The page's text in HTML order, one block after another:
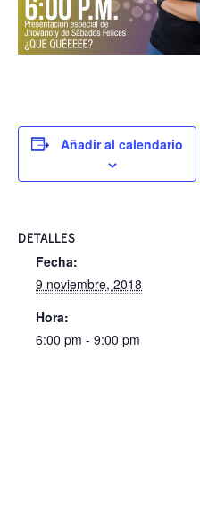
Añadir al calendario
DETALLES
Fecha:
9 noviembre, 2018
Hora:
6:00 pm - 9:00 pm